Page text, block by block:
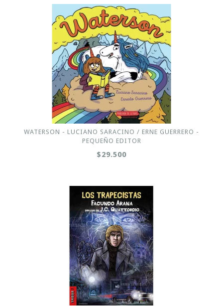
WATERSON - LUCIANO SARACINO / ERNE GUERRERO -
PEQUEÑO EDITOR
$29.500